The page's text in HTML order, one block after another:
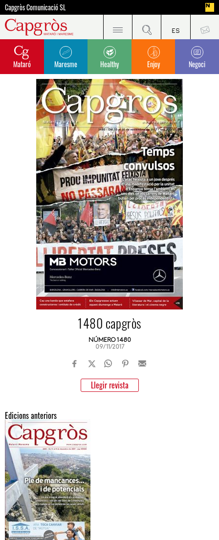
Capgròs Comunicació SL
Mataró Maresme Healthy Enjoy Negoci
1480 capgròs
NÚMERO 1480
09/11/2017
Llegir revista
Edicions anteriors